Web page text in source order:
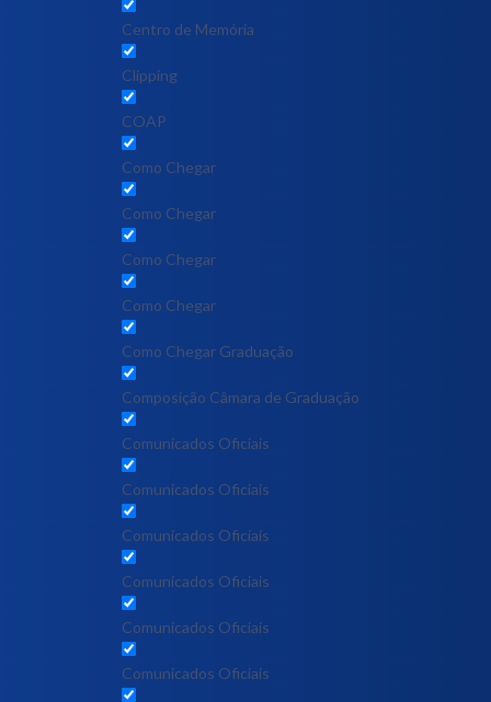
Centro de Memória
Clipping
COAP
Como Chegar
Como Chegar
Como Chegar
Como Chegar
Como Chegar Graduação
Composição Câmara de Graduação
Comunicados Oficiais
Comunicados Oficiais
Comunicados Oficiais
Comunicados Oficiais
Comunicados Oficiais
Comunicados Oficiais